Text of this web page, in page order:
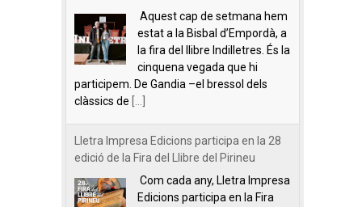
Aquest cap de setmana hem
estat a la Bisbal d’Empordà, a
la fira del llibre Indilletres. És la
cinquena vegada que hi
participem. De Gandia –el bressol dels
clàssics de
Lletra Impresa Edicions participa en la 28
edició de la Fira del Llibre del Pirineu
Com cada any, Lletra Impresa
Edicions participa en la Fira